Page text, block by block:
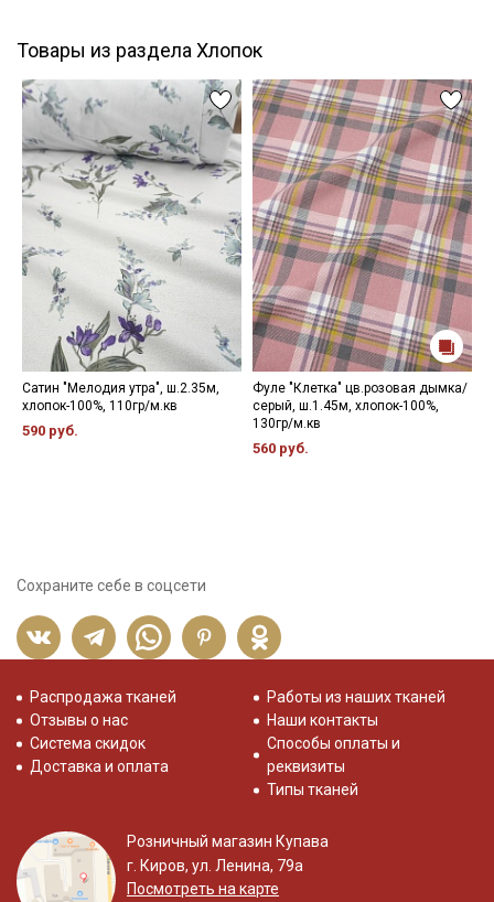
Товары из раздела Хлопок
Сатин "Мелодия утра", ш.2.35м,
хлопок-100%, 110гр/м.кв
590 руб.
Фуле "Клетка" цв.розовая дымка/
серый, ш.1.45м, хлопок-100%,
130гр/м.кв
560 руб.
Сохраните себе в соцсети
Распродажа тканей
Отзывы о нас
Система скидок
Доставка и оплата
Работы из наших тканей
Наши контакты
Способы оплаты и
реквизиты
Типы тканей
Розничный магазин Купава
г. Киров, ул. Ленина, 79а
Посмотреть на карте